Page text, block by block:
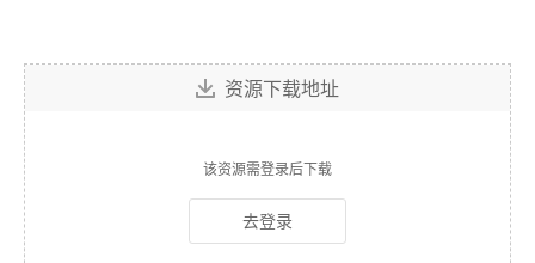
资源下载地址
该资源需登录后下载
去登录